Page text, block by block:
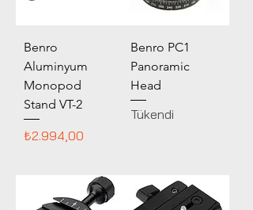
Benro
Aluminyum
Monopod
Stand VT-2
Fiyat
₺2.994,00
Benro PC1
Panoramic
Head
Tükendi